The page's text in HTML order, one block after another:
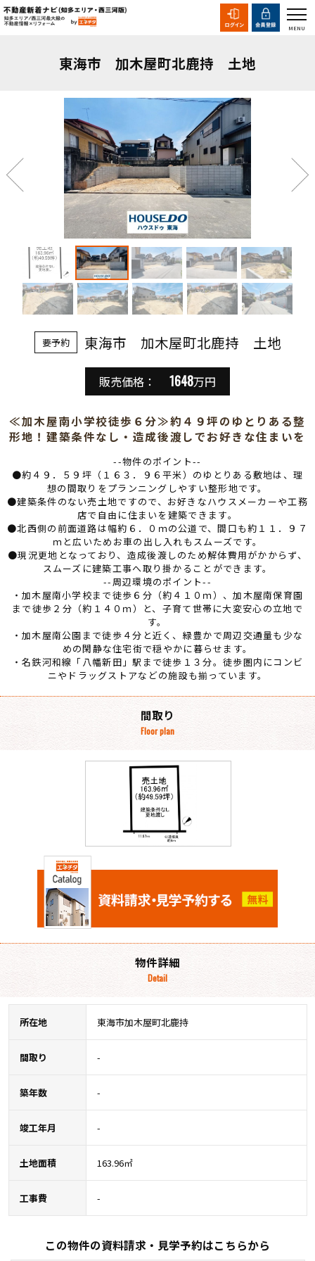
東海市 加木屋町北鹿持 土地
要予約 東海市 加木屋町北鹿持 土地
販売価格： 1648万円
≪加木屋南小学校徒歩６分≫約４９坪のゆとりある整
形地！建築条件なし・造成後渡しでお好きな住まいを
--物件のポイント--
●約４９．５９坪（１６３．９６平米）のゆとりある敷地は、理
想の間取りをプランニングしやすい整形地です。
●建築条件のない売土地ですので、お好きなハウスメーカーや工務
店で自由に住まいを建築できます。
●北西側の前面道路は幅約６．０ｍの公道で、間口も約１１．９７
ｍと広いためお車の出し入れもスムーズです。
●現況更地となっており、造成後渡しのため解体費用がかからず、
スムーズに建築工事へ取り掛かることができます。
--周辺環境のポイント--
・加木屋南小学校まで徒歩６分（約４１０ｍ）、加木屋南保育園
まで徒歩２分（約１４０ｍ）と、子育て世帯に大変安心の立地で
す。
・加木屋南公園まで徒歩４分と近く、緑豊かで周辺交通量も少な
めの閑静な住宅街で穏やかに暮らせます。
・名鉄河和線「八幡新田」駅まで徒歩１３分。徒歩圏内にコンビ
ニやドラッグストアなどの施設も揃っています。
間取り
Floor plan
物件詳細
Detail
所在地 東海市加木屋町北鹿持
間取り -
築年数 -
竣工年月 -
土地面積 163.96㎡
工事費 -
この物件の資料請求・見学予約はこちらから